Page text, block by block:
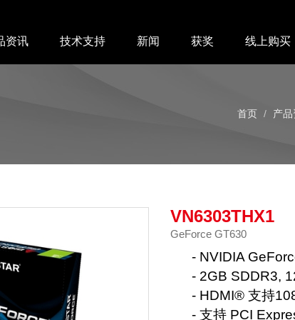
资讯 技术支持 新闻 获奖 线上购买
首页 产
VN6303THX1
GeForce GT630
- NVIDIA
- 2GB SDDR3,
- HDMI® 支持
- 支持 PCI